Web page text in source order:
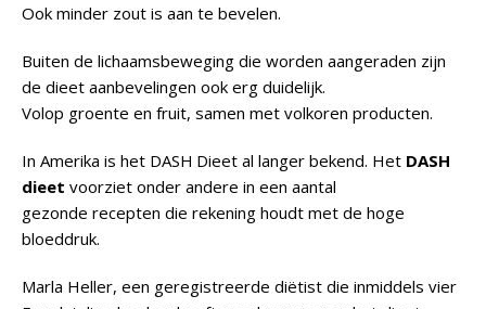
Ook minder zout is aan te bevelen.
Buiten de lichaamsbeweging die worden aangeraden zijn
de dieet aanbevelingen ook erg duidelijk.
Volop groente en fruit, samen met volkoren producten.
In Amerika is het DASH Dieet al langer bekend. Het DASH
dieet voorziet onder andere in een aantal
gezonde recepten die rekening houdt met de hoge
bloeddruk.
Marla Heller, een geregistreerde diëtist die inmiddels vier